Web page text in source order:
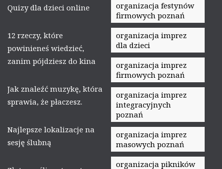
Quizy dla dzieci online
12 rzeczy, które
powinieneś wiedzieć,
zanim pójdziesz do kina
Jak znaleźć muzykę, która
sprawia, że płaczesz.
Najlepsze lokalizacje na
sesję ślubną
organizacja festynów
firmowych poznań
organizacja imprez
dla dzieci
organizacja imprez
firmowych poznań
organizacja imprez
integracyjnych
poznań
organizacja imprez
masowych poznań
organizacja pikników